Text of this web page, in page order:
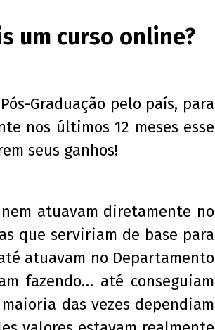
um curso online?
Graduação pelo país, para
nos últimos 12 meses esse
seus ganhos!
atuavam diretamente no
que serviriam de base para
atuavam no Departamento
fazendo… até conseguiam
das vezes dependiam